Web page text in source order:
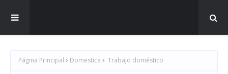
Página Principal Domestica Trabajo doméstico